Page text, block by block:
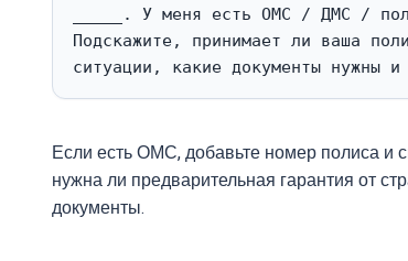
_____. У меня есть ОМС / ДМС /
Подскажите, принимает ли ваша
Если есть ОМС, добавьте номер полиса и
нужна ли предварительная гарантия от
документы.